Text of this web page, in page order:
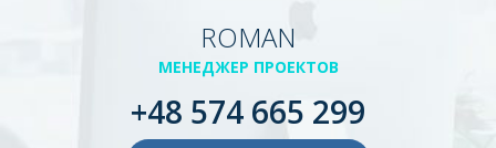
ROMAN
МЕНЕДЖЕР ПРОЕКТОВ
+48 574 665 299